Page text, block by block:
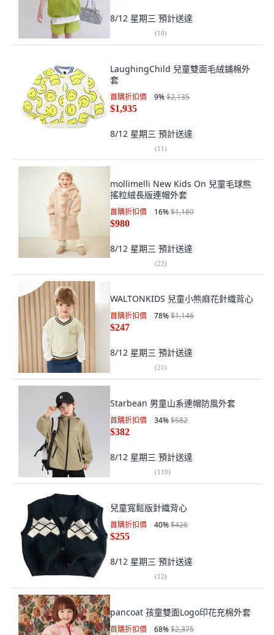
8/12 星期三 預計送達
(10)
LaughingChild 兒童雙面毛絨鋪棉外
套
首購折扣價 9%$2,135
$1,935
8/12 星期三 預計送達
(11)
mollimelli New Kids On 兒童毛球熊
搖粒絨長版連帽外套
首購折扣價 16%$1,180
$980
8/12 星期三 預計送達
(22)
WALTONKIDS 兒童小熊麻花針織背心
首購折扣價 78%$1,146
$247
8/12 星期三 預計送達
(21)
Starbean 男童山系連帽防風外套
首購折扣價 34%$582
$382
8/12 星期三 預計送達
(110)
兒童寬鬆版針織背心
首購折扣價 40%$426
$255
8/12 星期三 預計送達
(12)
pancoat 孩童雙面Logo印花充棉外套
首購折扣價 68%$2,375